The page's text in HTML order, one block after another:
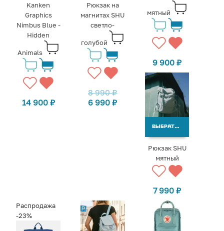
Kanken
Graphics
Nimbus Blue -
Hidden
Animals
14 900 ₽
Рюкзак на
магнитах SHU
светло-
голубой
8 990₽
6 990₽
мятный
9 900₽
ВЫБРАТЬ ВАРИАНТЫ
Рюкзак SHU
мятный
7 990₽
Распродажа
-23%